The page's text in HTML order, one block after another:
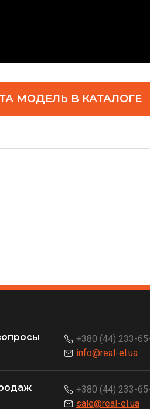
МОДЕЛЬ В КАТАЛОГЕ
+380 (44) 233-
info@real-el.ua
+380 (44) 233-
sale@real-el.ua